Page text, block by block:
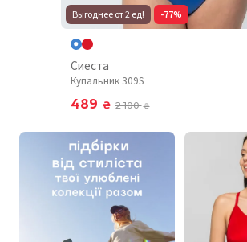
Выгоднее от 2 ед! -77%
Сиеста
Купальник 309S
489 ₴ 2 100₴